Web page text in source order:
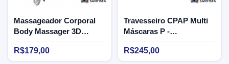
Massageador Corporal
Body Massager 3D
Portátil USB -
Supermedy
R$179,00
Travesseiro CPAP Multi
Máscaras P -
Longevitech
R$245,00